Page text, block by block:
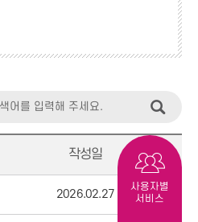
사용자별
서비스
작성일 조회수
2026.02.27 4562